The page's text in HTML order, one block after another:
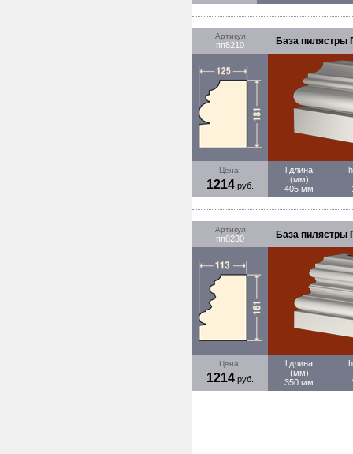
Артикул
пп8210 База пилястры
Цена:
1214 руб.
l длина
(мм)
405 мм
Артикул
пп8230 База пилястры
Цена:
1214 руб.
l длина
(мм)
350 мм